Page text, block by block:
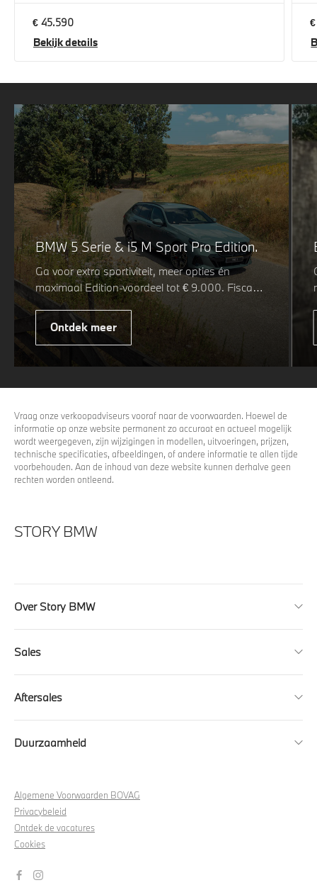
€ 45.590
Bekijk details
BMW 5 Serie & i5 M Sport Pro Edition.
Ga voor extra sportiviteit, meer opties én
maximaal Edition-voordeel tot € 9.000. Fiscaal
leverbaar vanaf € 75.347. Met de BMW 5 Serie
& i5 M Sport Pro Edition kiest u voor een rijk
uitgeruste uitvoering waarin juist de details het
u nog één keer omkijkt voordat u verder loopt.
Ontdek meer
Vraag onze verkoopadviseurs vooraf naar de voorwaarden. Hoewel de
informatie op onze website permanent zo accuraat en actueel mogelijk
wordt weergegeven, zijn wijzigingen in modellen, uitvoeringen, prijzen,
technische specificaties, afbeeldingen, of andere informatie te allen tijde
voorbehouden. Aan de inhoud van deze website kunnen derhalve geen
rechten worden ontleend.
STORY BMW
Over Story BMW
Sales
Aftersales
Duurzaamheid
Algemene Voorwaarden BOVAG
Privacybeleid
Ontdek de vacatures
Cookies